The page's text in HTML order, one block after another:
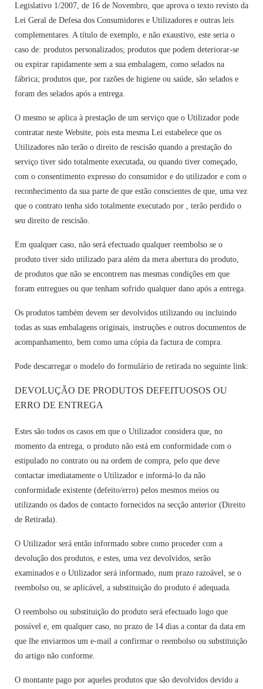
Legislativo 1/2007, de 16 de Novembro, que aprova o texto revisto da
Lei Geral de Defesa dos Consumidores e Utilizadores e outras leis
complementares. A título de exemplo, e não exaustivo, este seria o
caso de: produtos personalizados; produtos que podem deteriorar-se
ou expirar rapidamente sem a sua embalagem, como selados na
fábrica; produtos que, por razões de higiene ou saúde, são selados e
foram des selados após a entrega.
O mesmo se aplica à prestação de um serviço que o Utilizador pode
contratar neste Website, pois esta mesma Lei estabelece que os
Utilizadores não terão o direito de rescisão quando a prestação do
serviço tiver sido totalmente executada, ou quando tiver começado,
com o consentimento expresso do consumidor e do utilizador e com o
reconhecimento da sua parte de que estão conscientes de que, uma vez
que o contrato tenha sido totalmente executado por , terão perdido o
seu direito de rescisão.
Em qualquer caso, não será efectuado qualquer reembolso se o
produto tiver sido utilizado para além da mera abertura do produto,
de produtos que não se encontrem nas mesmas condições em que
foram entregues ou que tenham sofrido qualquer dano após a entrega.
Os produtos também devem ser devolvidos utilizando ou incluindo
todas as suas embalagens originais, instruções e outros documentos de
acompanhamento, bem como uma cópia da factura de compra.
Pode descarregar o modelo do formulário de retirada no seguinte link:
DEVOLUÇÃO DE PRODUTOS DEFEITUOSOS OU
ERRO DE ENTREGA
Estes são todos os casos em que o Utilizador considera que, no
momento da entrega, o produto não está em conformidade com o
estipulado no contrato ou na ordem de compra, pelo que deve
contactar imediatamente o Utilizador e informá-lo da não
conformidade existente (defeito/erro) pelos mesmos meios ou
utilizando os dados de contacto fornecidos na secção anterior (Direito
de Retirada).
O Utilizador será então informado sobre como proceder com a
devolução dos produtos, e estes, uma vez devolvidos, serão
examinados e o Utilizador será informado, num prazo razoável, se o
reembolso ou, se aplicável, a substituição do produto é adequada.
O reembolso ou substituição do produto será efectuado logo que
possível e, em qualquer caso, no prazo de 14 dias a contar da data em
que lhe enviarmos um e-mail a confirmar o reembolso ou substituição
do artigo não conforme.
O montante pago por aqueles produtos que são devolvidos devido a